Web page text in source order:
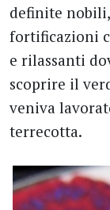
definite
fortificazioni
e rilassanti
scoprire il
veniva
terrecotta.